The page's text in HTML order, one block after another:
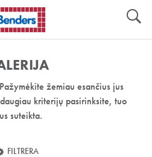
žemiau esančius jus
kriterijų pasirinksite, tuo
suteikta.
FILTRERA